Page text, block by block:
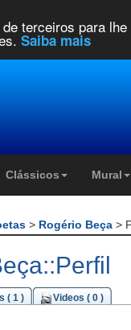
terceiros para
Saiba mais
Clássicos Mural
> Rogério Beça >
( 1 ) Videos ( 0 )